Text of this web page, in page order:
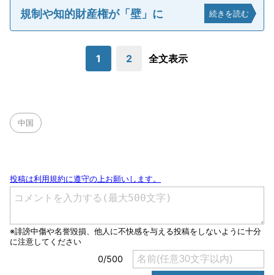
規制や知的財産権が「壁」に 続きを読む
1 2 全文表示
中国